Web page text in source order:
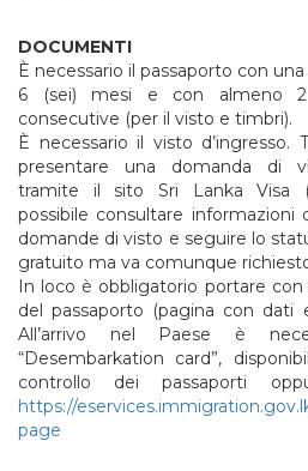
DOCUMENTI
È necessario il passaporto con
6 (sei) mesi e con almeno 2
consecutive (per il visto e timbri).
È necessario il visto
presentare una domanda di
tramite il sito Sri Lanka Visa
possibile consultare informazioni
domande di visto e seguire lo
gratuito ma va comunque
In loco è obbligatorio portare
del passaporto (pagina con
All’arrivo nel Paese è
“Desembarkation card”,
controllo dei passaporti
https://
page